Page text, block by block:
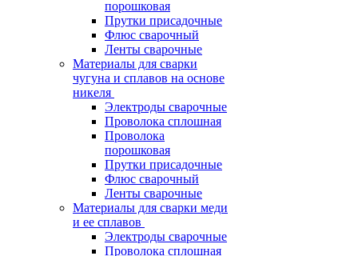
порошковая
Прутки присадочные
Флюс сварочный
Ленты сварочные
Материалы для сварки
чугуна и сплавов на основе
никеля
Электроды сварочные
Проволока сплошная
Проволока
порошковая
Прутки присадочные
Флюс сварочный
Ленты сварочные
Материалы для сварки меди
и ее сплавов
Электроды сварочные
Проволока сплошная